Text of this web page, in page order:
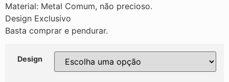
Material: Metal Comum, não precioso.
Design Exclusivo
Basta comprar e pendurar.
Design